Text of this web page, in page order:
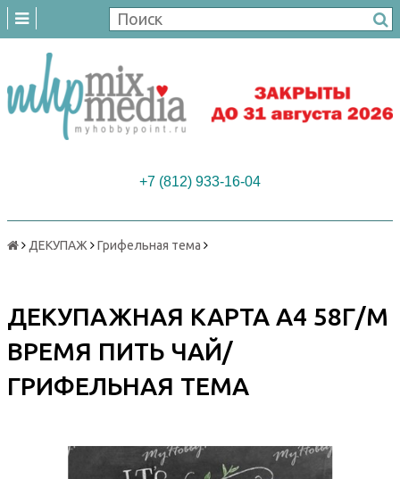
+7 (812) 933-16-04
ДЕКУПАЖ Грифельная тема
ДЕКУПАЖНАЯ КАРТА А4 58Г/М
ВРЕМЯ ПИТЬ ЧАЙ/
ГРИФЕЛЬНАЯ ТЕМА